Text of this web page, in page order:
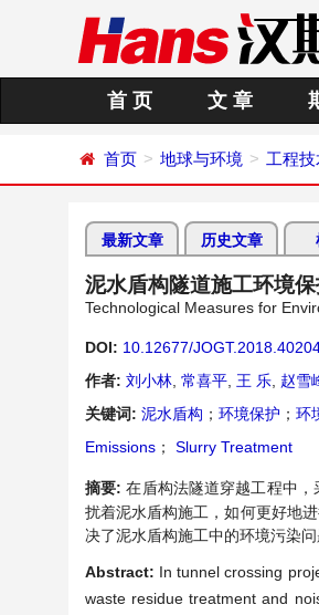
首 页 文 章
首页 地球与环境 工程
最新文章 历史文章
泥水盾构隧道施工环境
Technological Measures for
DOI: 10.12677/
作者: 刘小林 常喜平 王 乐 赵雪
关键词: 泥水盾构 ； 环境保护 ； 环
Emissions ； Slurry Treatment
摘要:在盾构法隧道穿越工程中
扰着泥水盾构施工，如何更好地
决了泥水盾构施工中的环境污染
Abstract: In tunnel crossing
waste residue treatment and